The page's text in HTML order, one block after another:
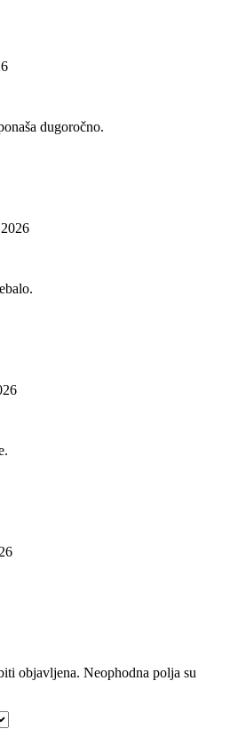
dugoročno.
objavljena. Neophodna polja su